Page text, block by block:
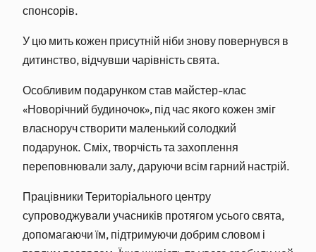
спонсорів.
У цю мить кожен присутній ніби знову повернувся в
дитинство, відчувши чарівність свята.
Особливим подарунком став майстер-клас
«Новорічний будиночок», під час якого кожен зміг
власноруч створити маленький солодкий
подарунок. Сміх, творчість та захоплення
переповнювали залу, даруючи всім гарний настрій.
Працівники Територіального центру
супроводжували учасників протягом усього свята,
допомагаючи їм, підтримуючи добрим словом і